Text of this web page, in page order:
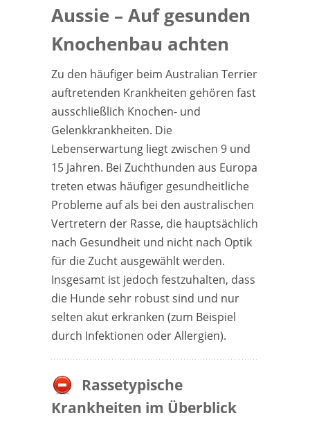
Aussie – Auf gesunden
Knochenbau achten
Zu den häufiger beim Australian Terrier
auftretenden Krankheiten gehören fast
ausschließlich Knochen- und
Gelenkkrankheiten. Die
Lebenserwartung liegt zwischen 9 und
15 Jahren. Bei Zuchthunden aus Europa
treten etwas häufiger gesundheitliche
Probleme auf als bei den australischen
Vertretern der Rasse, die hauptsächlich
nach Gesundheit und nicht nach Optik
für die Zucht ausgewählt werden.
Insgesamt ist jedoch festzuhalten, dass
die Hunde sehr robust sind und nur
selten akut erkranken (zum Beispiel
durch Infektionen oder Allergien).
Rassetypische
Krankheiten im Überblick